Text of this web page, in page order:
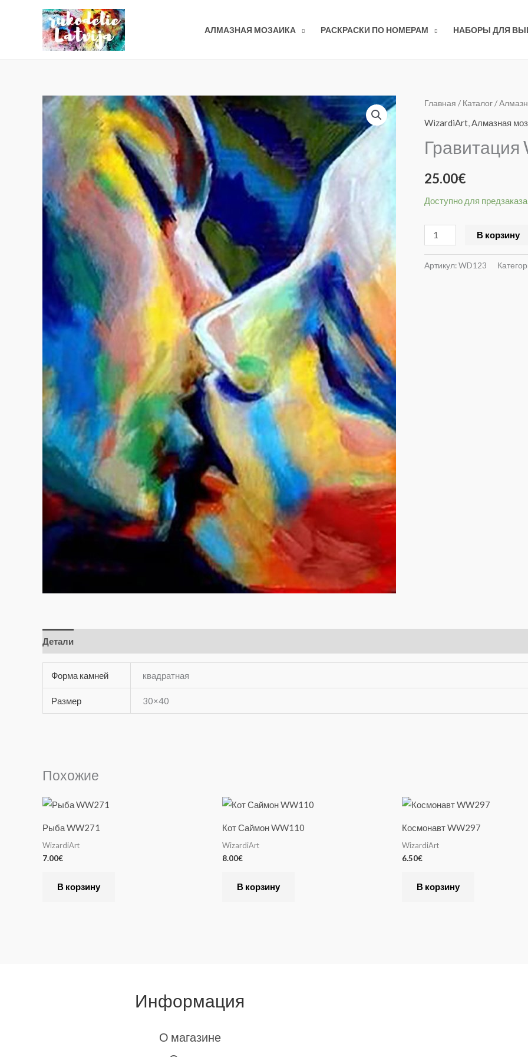
содержимому
АЛМАЗНАЯ МОЗАИКА РАСКРАСКИ ПО НОМЕРАМ НАБОРЫ ДЛЯ
Главная / Каталог/
WizardiArt,Алмазная
Гравитация
25.00€
Доступно для предзаказа
Количество
товара
WD123
В корзину
Артикул:WD123
Детали
Форма камней квадратная
Размер 30×40
Похожие
Рыба WW271
WizardiArt
7.00€
В корзину
Кот Саймон WW110
WizardiArt
8.00€
В корзину
Космонавт WW297
WizardiArt
6.50€
В корзину
Информация
О магазине